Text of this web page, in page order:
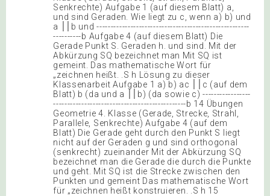
Senkrechte) Aufgabe 1 (auf diesem Blatt) a,
und sind Geraden. Wie liegt zu c, wenn a) b) und
a ׀׀b und ------------------------------------------------------
----------b Aufgabe 4 (auf diesem Blatt) Die
Gerade Punkt S. Geraden h. und sind. Mit der
Abkürzung SQ bezeichnet man Mit SQ ist
gemeint. Das mathematische Wort für
„zeichnen heißt. .S h Lösung zu dieser
Klassenarbeit Aufgabe 1 a) b) ac ׀׀c (auf dem
Blatt) b (da und a ׀׀b) (da sowie c) -----------------
-----------------------------------------------b 14 Übungen
Geometrie 4. Klasse (Gerade, Strecke, Strahl,
Parallele, Senkrechte) Aufgabe 4 (auf dem
Blatt) Die Gerade geht durch den Punkt S liegt
nicht auf der Geraden g und sind orthogonal
(senkrecht) zueinander Mit der Abkürzung SQ
bezeichnet man die Gerade die durch die Punkte
und geht. Mit SQ ist die Strecke zwischen den
Punkten und gemeint Das mathematische Wort
für „zeichnen heißt konstruieren. .S h 15